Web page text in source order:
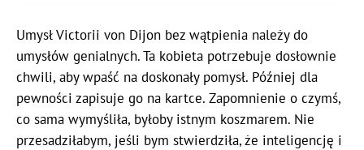
Umysł Victorii von Dijon bez wątpienia należy do
umysłów genialnych. Ta kobieta potrzebuje dosłownie
chwili, aby wpaść na doskonały pomysł. Później dla
pewności zapisuje go na kartce. Zapomnienie o czymś,
co sama wymyśliła, byłoby istnym koszmarem. Nie
przesadziłabym, jeśli bym stwierdziła, że inteligencję i